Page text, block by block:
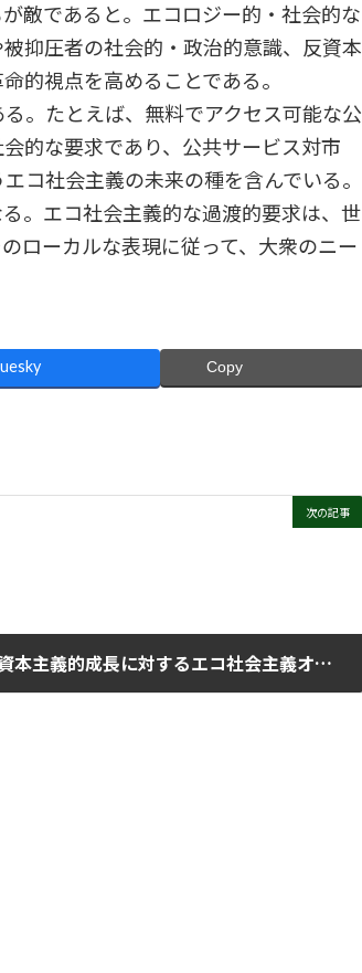
敵であると。エコロジー的・社会的な
抑圧者の社会的・政治的意識、反資本
的視点を高めることである。
。たとえば、無料でアクセス可能な公
的な要求であり、公共サービス対市
コ社会主義の未来の種を含んでいる。
。エコ社会主義的な過渡的要求は、世
ローカルな表現に従って、大衆のニー
Copy
次の記事
資本主義的成長に対するエコ社会主義オルタナティブの基本的方向